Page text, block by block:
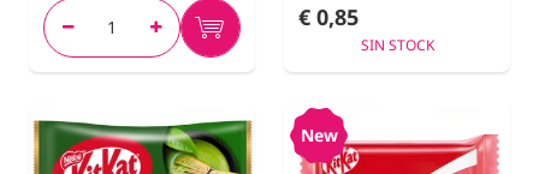
€ 0,85
SIN STOCK
New